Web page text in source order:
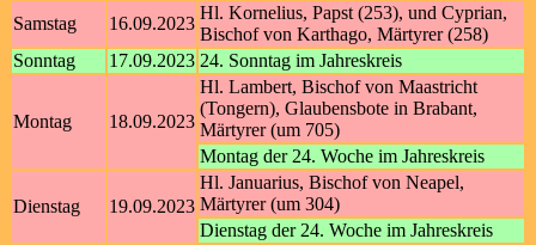
Samstag
16.09.2023
Hl. Kornelius, Papst (253), und Cyprian,
Bischof von Karthago, Märtyrer (258)
Sonntag
17.09.2023 24. Sonntag im Jahreskreis
Montag 18.09.2023
Hl. Lambert, Bischof von Maastricht
(Tongern), Glaubensbote in Brabant,
Märtyrer (um 705)
Montag der 24. Woche im Jahreskreis
Dienstag 19.09.2023
Hl. Januarius, Bischof von Neapel,
Märtyrer (um 304)
Dienstag der 24. Woche im Jahreskreis